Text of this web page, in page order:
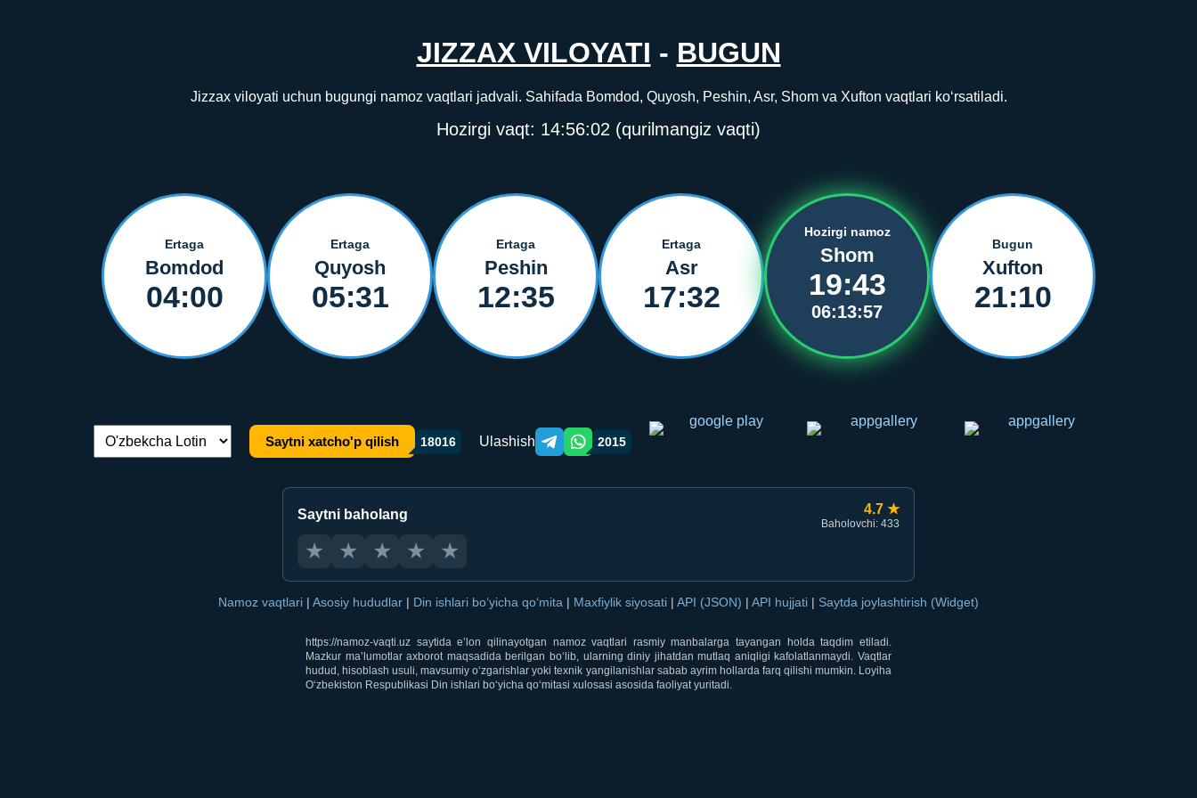
JIZZAX VILOYATI - BUGUN
Jizzax viloyati uchun bugungi namoz vaqtlari jadvali. Sahifada Bomdod, Quyosh, Peshin, Asr, Shom va Xufton vaqtlari ko‘rsatiladi.
Hozirgi vaqt: 14:56:02 (qurilmangiz vaqti)
Ertaga
Bomdod
04:00
Ertaga
Quyosh
05:31
Ertaga
Peshin
12:35
Ertaga
Asr
17:32
Hozirgi namoz
Shom
19:43
06:13:57
Bugun
Xufton
21:10
Tilni almashtirish: Saytni xatcho'p qilish 18016 Ulashish Telegram orqali ulashish
WhatsApp orqali ulashish
2015
Saytni baholang 4.7 ★
Baholovchi: 433
★ ★ ★ ★ ★
Namoz vaqtlari | Asosiy hududlar | Din ishlari bo‘yicha qo‘mita | Maxfiylik siyosati | API (JSON) | API hujjati | Saytda joylashtirish (Widget)
https://namoz-vaqti.uz saytida e’lon qilinayotgan namoz vaqtlari rasmiy manbalarga tayangan holda taqdim etiladi.
Mazkur ma’lumotlar axborot maqsadida berilgan bo‘lib, ularning diniy jihatdan mutlaq aniqligi kafolatlanmaydi. Vaqtlar
hudud, hisoblash usuli, mavsumiy o‘zgarishlar yoki texnik yangilanishlar sabab ayrim hollarda farq qilishi mumkin. Loyiha
O‘zbekiston Respublikasi Din ishlari bo‘yicha qo‘mitasi xulosasi asosida faoliyat yuritadi.